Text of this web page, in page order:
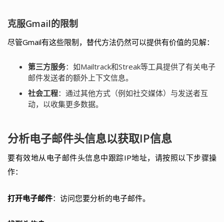
克服Gmail的限制
尽管Gmail有这些限制，替代方法仍然可以提供有价值的见解：
第三方服务：如Mailtrack和Streak等工具提供了有关电子
邮件发送者的额外上下文信息。
社会工程：通过其他方式（例如社交媒体）与发送者互
动，以收集更多数据。
分析电子邮件头信息以获取IP信息
要有效地从电子邮件头信息中跟踪IP地址，请按照以下步骤操
作：
打开电子邮件：访问您要分析的电子邮件。